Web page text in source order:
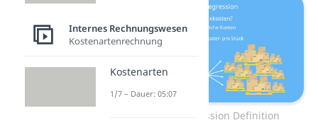
Fixkostendegression Definition
Internes Rechnungswesen
Kostenartenrechnung
Kostenarten
1/7 – Dauer: 05:07